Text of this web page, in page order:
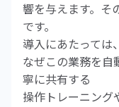
響を与えます。そ
です。
導入にあたっては、
なぜこの業務を自
寧に共有する
操作トレーニング